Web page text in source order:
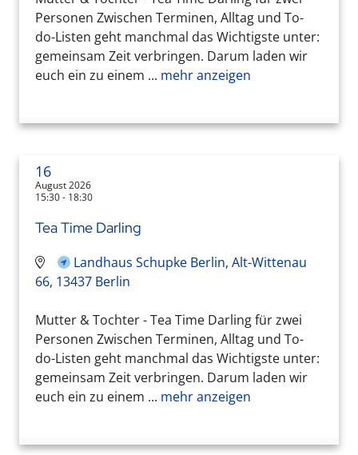
Personen Zwischen Terminen, Alltag und To-
do-Listen geht manchmal das Wichtigste unter:
gemeinsam Zeit verbringen. Darum laden wir
euch ein zu einem ... mehr anzeigen
16
August 2026
15:30 - 18:30
Tea Time Darling
Landhaus Schupke Berlin, Alt-Wittenau
66, 13437 Berlin
Mutter & Tochter - Tea Time Darling für zwei
Personen Zwischen Terminen, Alltag und To-
do-Listen geht manchmal das Wichtigste unter:
gemeinsam Zeit verbringen. Darum laden wir
euch ein zu einem ... mehr anzeigen